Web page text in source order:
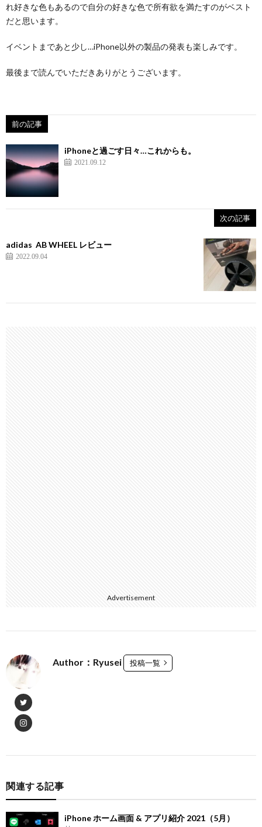
れ好きな色もあるので自分の好きな色で所有欲を満たすのがベスト
だと思います。
イベントまであと少し…iPhone以外の製品の発表も楽しみです。
最後まで読んでいただきありがとうございます。
前の記事
iPhoneと過ごす日々…これからも。
2021.09.12
次の記事
adidas AB WHEEL レビュー
2022.09.04
Advertisement
Author：Ryusei 投稿一覧
関連する記事
iPhone ホーム画面 & アプリ紹介 2021（5月）